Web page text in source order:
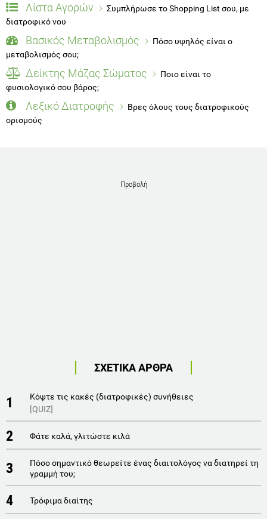
Λίστα Αγορών
Συμπλήρωσε το Shopping List σου, με
διατροφικό νου
Βασικός Μεταβολισμός
Πόσο υψηλός είναι ο
μεταβολισμός σου;
Δείκτης Μάζας Σώματος
Ποιο είναι το
φυσιολογικό σου βάρος;
Λεξικό Διατροφής
Βρες όλους τους διατροφικούς
ορισμούς
Προβολή
ΣΧΕΤΙΚΑ ΑΡΘΡΑ
1
Κόψτε τις κακές (διατροφικές) συνήθειες
[QUIZ]
2 Φάτε καλά, γλιτώστε κιλά
3
Πόσο σημαντικό θεωρείτε ένας διαιτολόγος να διατηρεί τη
γραμμή του;
4 Τρόφιμα διαίτης